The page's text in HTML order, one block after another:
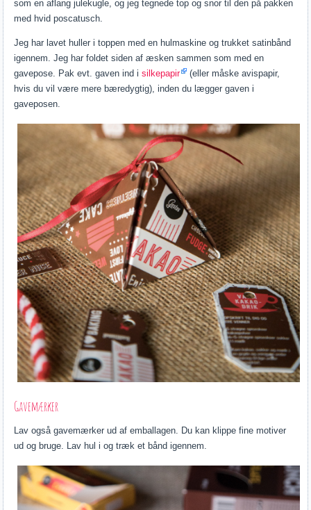
som en aflang julekugle, og jeg tegnede top og snor til den på pakken
med hvid poscatusch.
Jeg har lavet huller i toppen med en hulmaskine og trukket satinbånd
igennem. Jeg har foldet siden af æsken sammen som med en
gavepose. Pak evt. gaven ind isilkepapir
(eller måske avispapir,
hvis du vil være mere bæredygtig), inden du lægger gaven i
gaveposen.
Gavemærker
Lav også gavemærker ud af emballagen. Du kan klippe fine motiver
ud og bruge. Lav hul i og træk et bånd igennem.